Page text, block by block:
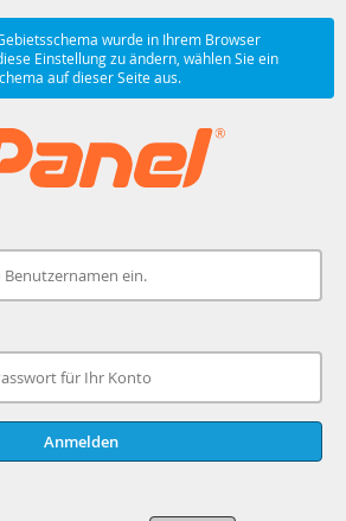
wurde in Ihrem Browser
Einstellung zu ändern, wählen Sie ein
auf dieser Seite aus.
Anmelden